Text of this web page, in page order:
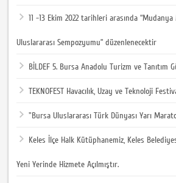
11 -13 Ekim 2022 tarihleri arasında “Mudanya
Uluslararası Sempozyumu” düzenlenecektir
BİLDEF 5. Bursa Anadolu Turizm ve Tanıtım
TEKNOFEST Havacılık, Uzay ve Teknoloji
"Bursa Uluslararası Türk Dünyası Yarı
Keles İlçe Halk Kütüphanemiz, Keles
Yeni Yerinde Hizmete Açılmıştır.